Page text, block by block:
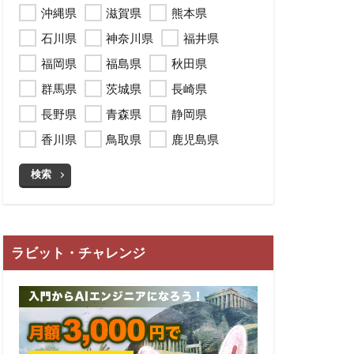
沖縄県
滋賀県
熊本県
石川県
神奈川県
福井県
福岡県
福島県
秋田県
群馬県
茨城県
長崎県
長野県
青森県
静岡県
香川県
鳥取県 鹿児島県
検索
ラビット・チャレンジ